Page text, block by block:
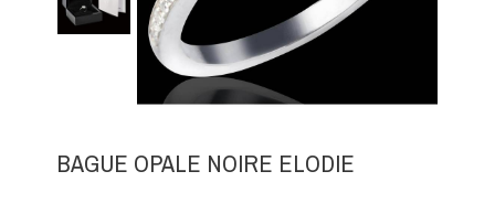
BAGUE OPALE NOIRE ELODIE